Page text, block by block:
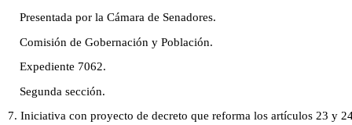
Presentada por la Cámara de Senadores.
Comisión de Gobernación y Población.
Expediente 7062.
Segunda sección.
7. Iniciativa con proyecto de decreto que reforma los artículos 23 y